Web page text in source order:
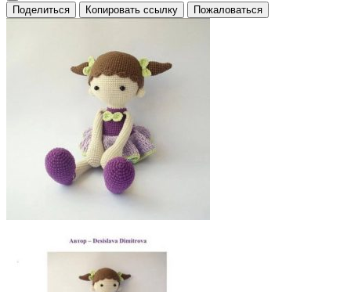
Поделиться Копировать ссылку Пожаловаться